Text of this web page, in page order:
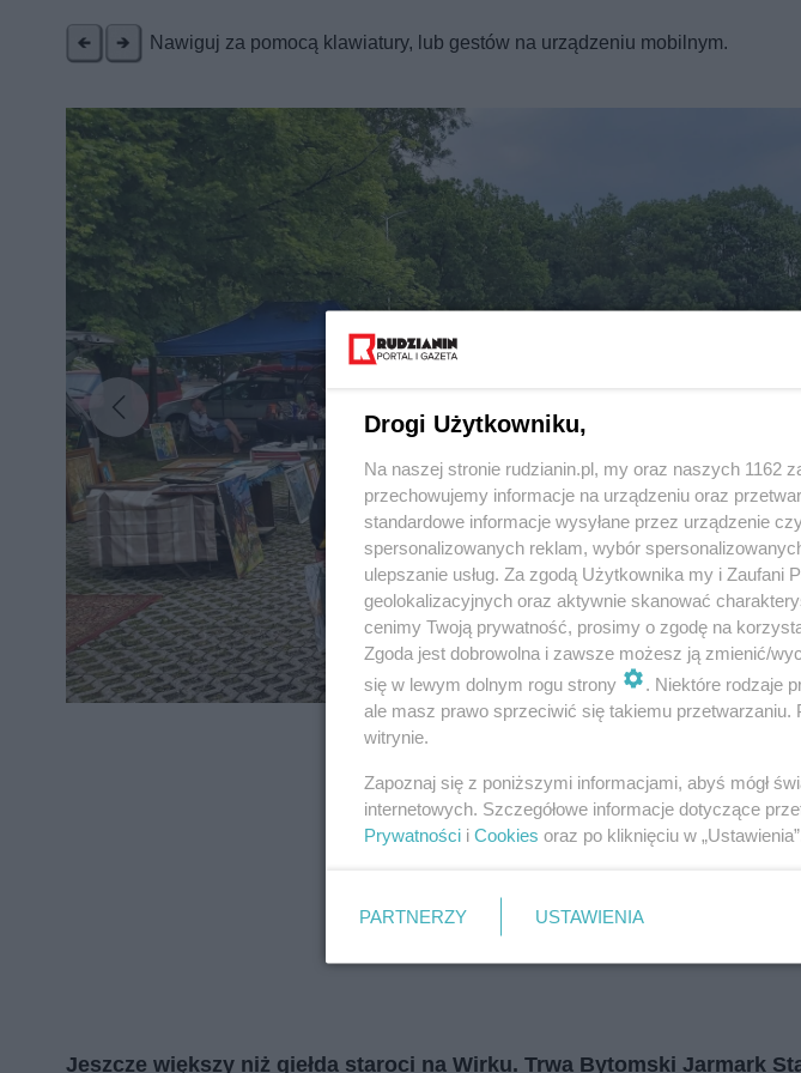
Nawiguj za pomocą klawiatury, lub gestów na urządzeniu mobilnym.
Jeszcze większy niż giełda staroci na Wirku. Trwa Bytomski Jarmark
Wydawca mediówlokalnych
zapoznać się z:
polityką prywatności regulamin korzystania z portali
Drogi Użytkowniku,
Na naszej stronie rudzianin.pl, my oraz naszych 1162
przechowujemy informacje na urządzeniu oraz
standardowe informacje wysyłane przez urządzenie
spersonalizowanych reklam, wybór
ulepszanie usług. Za zgodą Użytkownika my i Zaufani
geolokalizacyjnych oraz aktywnie skanować
cenimy Twoją prywatność, prosimy o zgodę na
Zgoda jest dobrowolna i zawsze możesz ją zmienić/
się w lewym dolnym rogu strony
. Niektóre rodzaje
ale masz prawo sprzeciwić się takiemu przetwarzaniu.
witrynie.
Zapoznaj się z poniższymi informacjami, abyś mógł
internetowych. Szczegółowe informacje dotyczące
Prywatności i Cookies oraz po kliknięciu w
PARTNERZY USTAWIENIA